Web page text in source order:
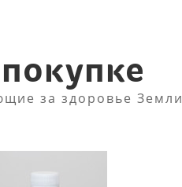
за здоровье Земли